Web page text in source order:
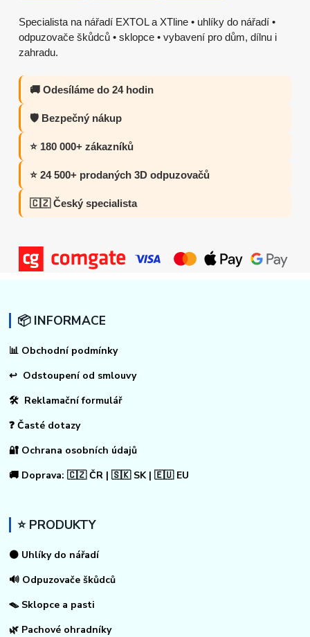
Specialista na nářadí EXTOL a XTline • uhlíky do nářadí •
odpuzovače škůdců • sklopce • vybavení pro dům, dílnu i
zahradu.
🚚 Odesíláme do 24 hodin
🛡️ Bezpečný nákup
⭐ 180 000+ zákazníků
⭐ 24 500+ prodaných 3D odpuzovačů
🇨🇿 Český specialista
📦 INFORMACE
📊 Obchodní podmínky
↩ Odstoupení od smlouvy
🛠 Reklamační formulář
❓ Časté dotazy
🔐 Ochrana osobních údajů
🚚 Doprava: 🇨🇿 ČR | 🇸🇰 SK | 🇪🇺 EU
⭐ PRODUKTY
⚫ Uhlíky do nářadí
🔊 Odpuzovače škůdců
🪤 Sklopce a pasti
🌿 Pachové ohradníky